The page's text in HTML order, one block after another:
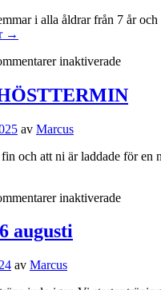
i alla åldrar från 7 år
→
inaktiveradeför
1
av Marcus
och att ni är laddade för
inaktiveradeför
augusti
av Marcus